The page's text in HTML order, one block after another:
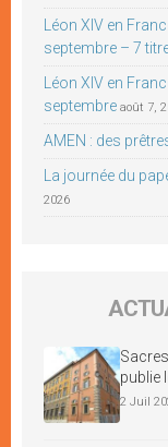
Léon XIV en
septembre – 7
Léon XIV en
septembre août 7,
AMEN : des
La journée du
2026
publie
2 Juil